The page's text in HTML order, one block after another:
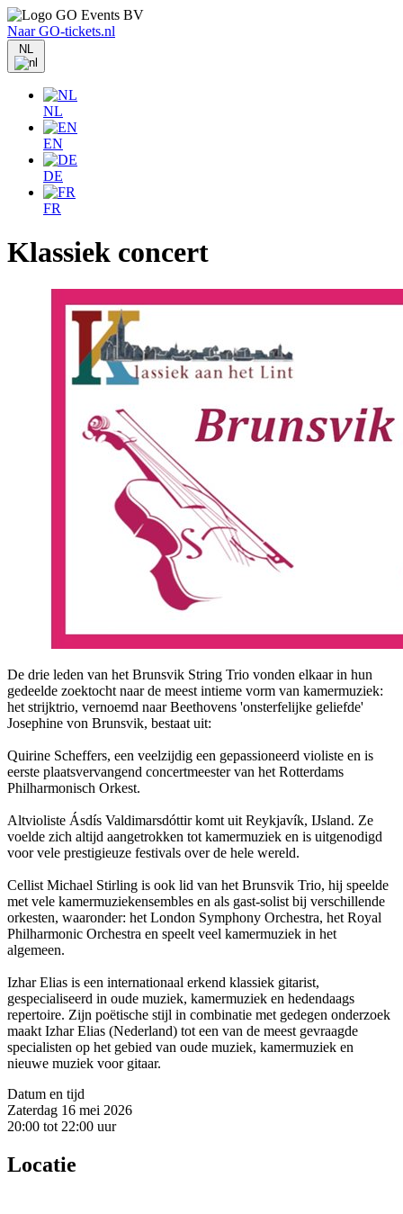
Naar GO-tickets.nl
NL
NL
EN
DE
FR
Klassiek concert
De drie leden van het Brunsvik String Trio vonden elkaar in hun
gedeelde zoektocht naar de meest intieme vorm van kamermuziek:
het strijktrio, vernoemd naar Beethovens 'onsterfelijke geliefde'
Josephine von Brunsvik, bestaat uit:
Quirine Scheffers, een veelzijdig een gepassioneerd violiste en is
eerste plaatsvervangend concertmeester van het Rotterdams
Philharmonisch Orkest.
Altvioliste Ásdís Valdimarsdóttir komt uit Reykjavík, IJsland. Ze
voelde zich altijd aangetrokken tot kamermuziek en is uitgenodigd
voor vele prestigieuze festivals over de hele wereld.
Cellist Michael Stirling is ook lid van het Brunsvik Trio, hij speelde
met vele kamermuziekensembles en als gast-solist bij verschillende
orkesten, waaronder: het London Symphony Orchestra, het Royal
Philharmonic Orchestra en speelt veel kamermuziek in het
algemeen.
Izhar Elias is een internationaal erkend klassiek gitarist,
gespecialiseerd in oude muziek, kamermuziek en hedendaags
repertoire. Zijn poëtische stijl in combinatie met gedegen onderzoek
maakt Izhar Elias (Nederland) tot een van de meest gevraagde
specialisten op het gebied van oude muziek, kamermuziek en
nieuwe muziek voor gitaar.
Datum en tijd
Zaterdag 16 mei 2026
20:00 tot 22:00 uur
Locatie